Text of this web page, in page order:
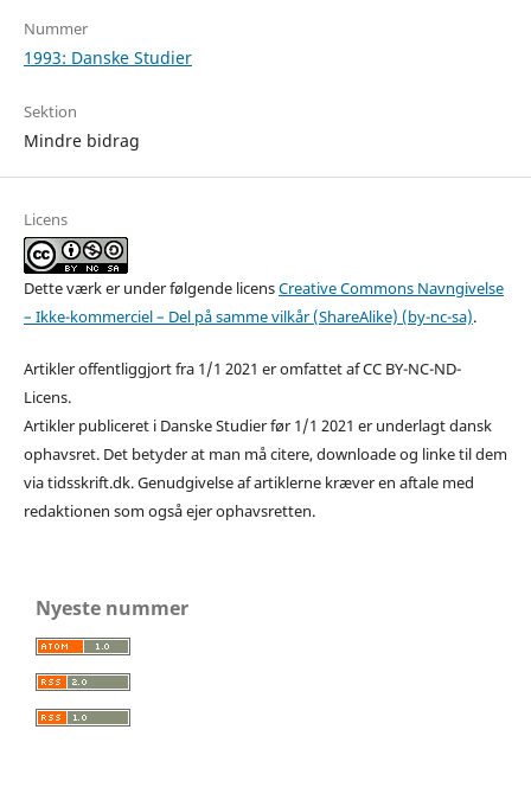
Nummer
1993: Danske Studier
Sektion
Mindre bidrag
Licens
Dette værk er under følgende licensCreative Commons Navngivelse
– Ikke-kommerciel – Del på samme vilkår (ShareAlike) (by-nc-sa).
Artikler offentliggjort fra 1/1 2021 er omfattet af CC BY-NC-ND-
Licens.
Artikler publiceret i Danske Studier før 1/1 2021 er underlagt dansk
ophavsret. Det betyder at man må citere, downloade og linke til dem
via tidsskrift.dk. Genudgivelse af artiklerne kræver en aftale med
redaktionen som også ejer ophavsretten.
Nyeste nummer